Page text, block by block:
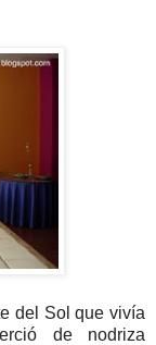
del Sol que vivía
de nodriza